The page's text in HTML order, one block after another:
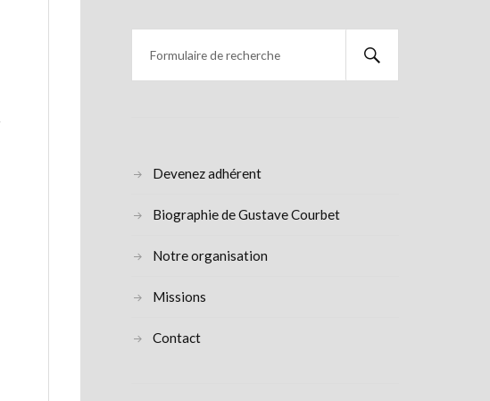
Devenez adhérent
Biographie de Gustave Courbet
Notre organisation
Missions
Contact